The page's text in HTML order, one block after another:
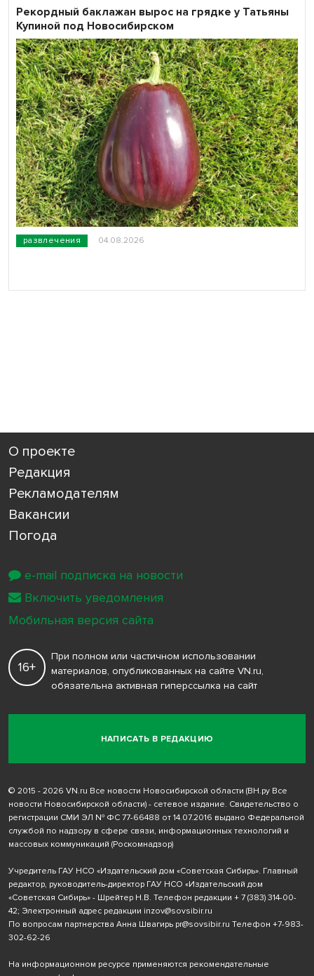
развлечения 04.08.2026
Рекордный баклажан вырос на грядке у Татьяны
Купиной под Новосибирском
О проекте
Редакция
Рекламодателям
Вакансии
Погода
НАПИСАТЬ В РЕДАКЦИЮ
16+
При полном или частичном использовании
материалов, опубликованных на сайте VN.ru,
обязательна активная гиперссылка на сайт
© 2015 - 2026 VN.ru Все новости Новосибирской области (ВН.ру Все
новости Новосибирской области) - сетевое издание. Свидетельство о
регистрации СМИ ЭЛ № ФС 77-66488 от 14.07.2016 выдано Федеральной
службой по надзору в сфере связи, информационных технологий и
массовых коммуникаций (Роскомнадзор)
Учредитель ГАУ НСО «Издательский дом «Советская Сибирь». Главный
редактор, руководитель-директор ГАУ НСО «Издательский дом
«Советская Сибирь» - Шрейтер Н.В. Телефон редакции + 7 (383) 314-00-
42; Электронный адрес редакции inzov@sovsibir.ru
По вопросам партнерства Анна Швагирь pr@sovsibir.ru Телефон +7-983-
302-62-26
На информационном ресурсе применяются рекомендательные
e-mail подписка на новости
Включить уведомления
Мобильная версия сайта